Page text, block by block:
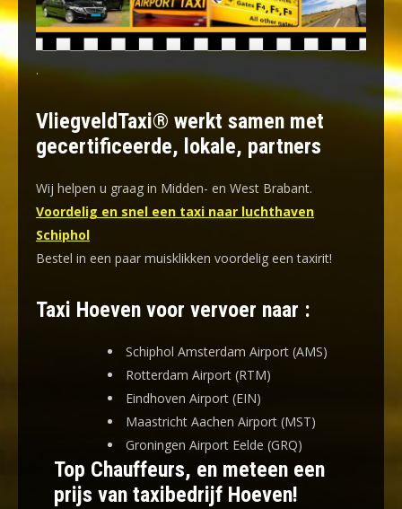
.
VliegveldTaxi® werkt samen met
gecertificeerde, lokale, partners
Wij helpen u graag in Midden- en West Brabant.
Voordelig en snel een taxi naar luchthaven
Schiphol
Bestel in een paar muisklikken voordelig een taxirit!
Taxi Hoeven voor vervoer naar :
Schiphol Amsterdam Airport (AMS)
Rotterdam Airport (RTM)
Eindhoven Airport (EIN)
Maastricht Aachen Airport (MST)
Groningen Airport Eelde (GRQ)
Top Chauffeurs, en meteen een
prijs van taxibedrijf Hoeven!